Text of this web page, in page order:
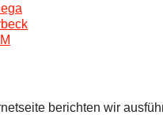
berichten wir